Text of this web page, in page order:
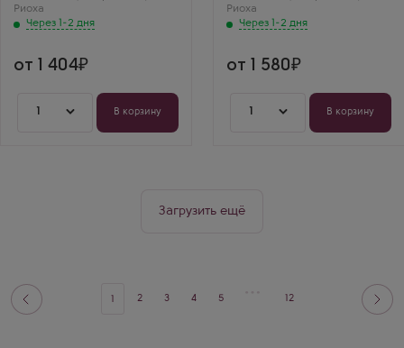
Риоха
Через 1-2 дня
от 1 404
1 В корзину
Риоха
Через 1-2 дня
от 1 580
1 В корзину
Загрузить ещё
2 3 4 5 12